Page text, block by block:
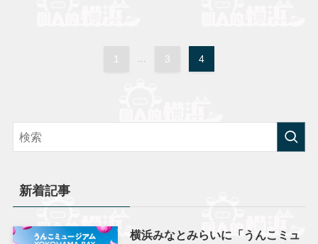
1 ... 3 4
新着記事
横浜みなとみらいに「うんこミュ